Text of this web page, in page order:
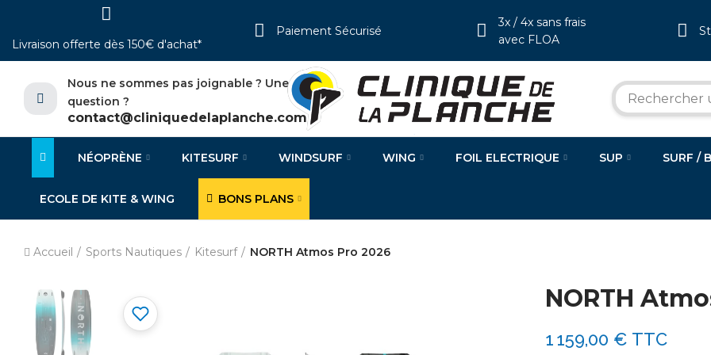
Livraison offerte dès 150€ d'achat*
Paiement Sécurisé
3x / 4x sans frais
avec FLOA
Nous ne sommes pas joignable ? Une
question ?
contact@cliniquedelaplanche.com
NÉOPRÈNE KITESURF WINDSURF WING FOIL ELECTRIQUE SUP SURF /
ECOLE DE KITE & WING BONS PLANS
Accueil Sports Nautiques Kitesurf NORTH Atmos Pro 2026
NORTH
1 159,00 € TTC